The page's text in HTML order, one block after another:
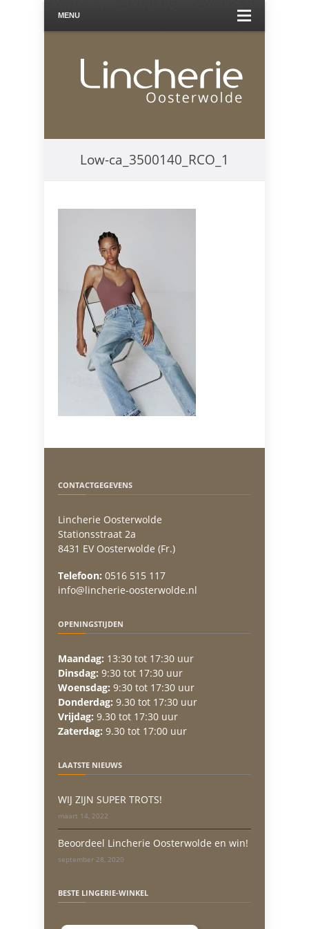
MENU
Low-ca_3500140_RCO_1
CONTACTGEGEVENS
Lincherie Oosterwolde
Stationsstraat 2a
8431 EV Oosterwolde (Fr.)
Telefoon: 0516 515 117
info@lincherie-oosterwolde.nl
OPENINGSTIJDEN
Maandag: 13:30 tot 17:30 uur
Dinsdag: 9:30 tot 17:30 uur
Woensdag: 9:30 tot 17:30 uur
Donderdag: 9.30 tot 17:30 uur
Vrijdag: 9.30 tot 17:30 uur
Zaterdag: 9.30 tot 17:00 uur
LAATSTE NIEUWS
WIJ ZIJN SUPER TROTS!
maart 14, 2022
Beoordeel Lincherie Oosterwolde en win!
september 28, 2020
BESTE LINGERIE-WINKEL